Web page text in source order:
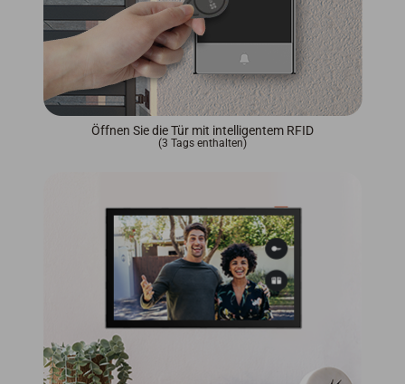
Öffnen Sie die Tür mit intelligentem RFID
(3 Tags enthalten)